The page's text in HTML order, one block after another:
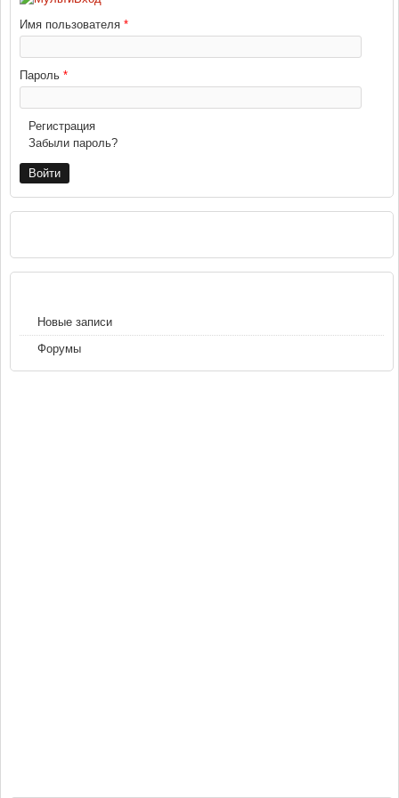
Имя пользователя *
Пароль *
Регистрация
Забыли пароль?
Новые записи
Форумы